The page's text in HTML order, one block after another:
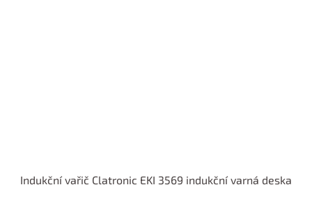
Indukční vařič Clatronic EKI 3569 indukční varná deska